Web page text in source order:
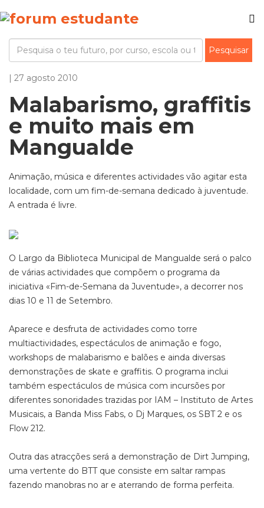
| 27 agosto 2010
Malabarismo, graffitis
e muito mais em
Mangualde
Animação, música e diferentes actividades vão agitar esta
localidade, com um fim-de-semana dedicado à juventude.
A entrada é livre.
O Largo da Biblioteca Municipal de Mangualde será o palco
de várias actividades que compõem o programa da
iniciativa «Fim-de-Semana da Juventude», a decorrer nos
dias 10 e 11 de Setembro.
Aparece e desfruta de actividades como torre
multiactividades, espectáculos de animação e fogo,
workshops de malabarismo e balões e ainda diversas
demonstrações de skate e graffitis. O programa inclui
também espectáculos de música com incursões por
diferentes sonoridades trazidas por IAM – Instituto de Artes
Musicais, a Banda Miss Fabs, o Dj Marques, os SBT 2 e os
Flow 212.
Outra das atracções será a demonstração de Dirt Jumping,
uma vertente do BTT que consiste em saltar rampas
fazendo manobras no ar e aterrando de forma perfeita.